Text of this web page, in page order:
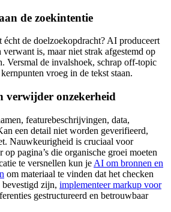
de zoekintentie
de doelzoekopdracht? AI produceert
is, maar niet strak afgestemd op
Versmal de invalshoek, schrap off-topic
vroeg in de tekst staan.
verwijder onzekerheid
featurebeschrijvingen, data,
een detail niet worden geverifieerd,
Nauwkeurigheid is cruciaal voor
pagina’s die organische groei moeten
te versnellen kun je AI om bronnen en
om materiaal te vinden dat het checken
zijn, implementeer markup voor
gestructureerd en betrouwbaar